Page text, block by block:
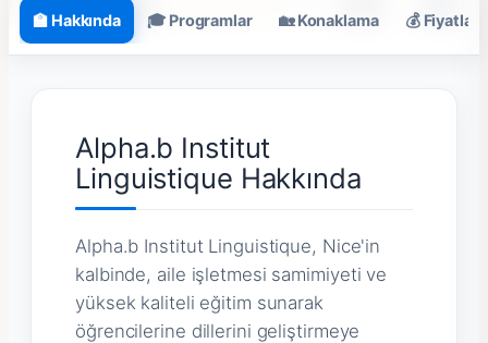
🏫 Hakkında 🎓 Programlar 🏡 Konaklama 💰 Fiyatlar
Alpha.b Institut
Linguistique Hakkında
Alpha.b Institut Linguistique, Nice'in
kalbinde, aile işletmesi samimiyeti ve
yüksek kaliteli eğitim sunarak
öğrencilerine dillerini geliştirmeye